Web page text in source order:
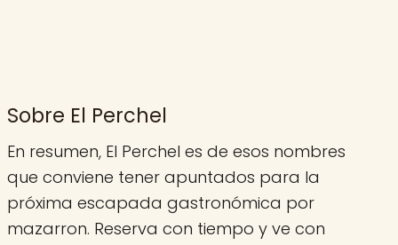
Sobre El Perchel
En resumen, El Perchel es de esos nombres
que conviene tener apuntados para la
próxima escapada gastronómica por
mazarron. Reserva con tiempo y ve con